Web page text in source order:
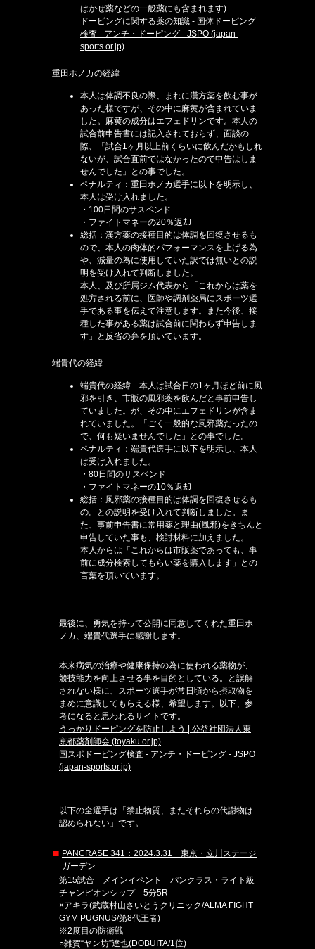
はかぜ薬などの一般薬にも含まれます)
ドーピングに関する薬の知識 - 国体ドーピング
検査 - アンチ・ドーピング - JSPO (japan-
sports.or.jp)
重田ホノカの経緯
本人は体調不良の際、まれに漢方薬を飲む事が
あった様ですが、その中に麻黄が含まれていま
した。麻黄の成分はエフェドリンです。本人の
試合前申告書には記入されておらず、面談の
際、「試合1ヶ月以上前くらいに飲んだかもしれ
ないが、試合直前ではなかったので申告はしま
せんでした」との事でした。
ペナルティ：重田ホノカ選手に以下を明示し、
本人は受け入れました。
・100日間のサスペンド
・ファイトマネーの20％返却
総括：漢方薬の接種目的は体調を回復させるも
ので、本人の肉体的パフォーマンスを上げる為
や、減量の為に使用していた訳では無いとの説
明を受け入れて判断しました。
本人、及び所属ジム代表から「これからは薬を
処方される前に、医師や調剤薬局にスポーツ選
手である事を伝えて注意します。また今後、接
種した事がある薬は試合前に関わらず申告しま
す」と反省の弁を頂いています。
端貴代の経緯
端貴代の経緯 本人は試合日の1ヶ月ほど前に風
邪を引き、市販の風邪薬を飲んだと事前申告し
ていました。が、その中にエフェドリンが含ま
れていました。「ごく一般的な風邪薬だったの
で、何も疑いませんでした」との事でした。
ペナルティ：端貴代選手に以下を明示し、本人
は受け入れました。
・80日間のサスペンド
・ファイトマネーの10％返却
総括：風邪薬の接種目的は体調を回復させるも
の。との説明を受け入れて判断しました。ま
た、事前申告書に常用薬と理由(風邪)をきちんと
申告していた事も、検討材料に加えました。
本人からは「これからは市販薬であっても、事
前に成分検索してもらい薬を購入します」との
言葉を頂いています。
最後に、勇気を持って公開に同意してくれた重田ホ
ノカ、端貴代選手に感謝します。
本来病気の治療や健康保持の為に使われる薬物が、
競技能力を向上させる事を目的としている。と誤解
されない様に、スポーツ選手が常日頃から摂取物を
まめに意識してもらえる様、希望します。以下、参
考になると思われるサイトです。
うっかりドーピングを防止しよう | 公益社団法人東
京都薬剤師会 (toyaku.or.jp)
国スポドーピング検査 - アンチ・ドーピング - JSPO
(japan-sports.or.jp)
以下の全選手は「禁止物質、またそれらの代謝物は
認められない」です。
PANCRASE 341：2024.3.31 東京・立川ステージ
ガーデン
第15試合 メインイベント パンクラス・ライト級
チャンピオンシップ 5分5R
×アキラ(武蔵村山さいとうクリニック/ALMA FIGHT
GYM PUGNUS/第8代王者)
※2度目の防衛戦
○雑賀“ヤン坊”達也(DOBUITA/1位)